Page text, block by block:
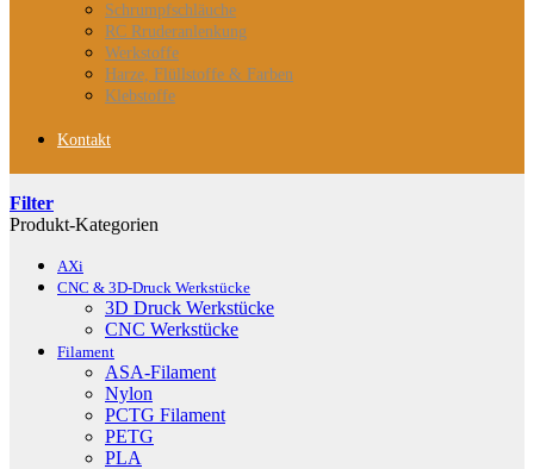
Schrumpfschläuche
RC Rruderanlenkung
Werkstoffe
Harze, Flüllstoffe & Farben
Klebstoffe
Kontakt
Filter
Produkt-Kategorien
AXi
CNC & 3D-Druck Werkstücke
3D Druck Werkstücke
CNC Werkstücke
Filament
ASA-Filament
Nylon
PCTG Filament
PETG
PLA